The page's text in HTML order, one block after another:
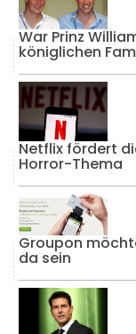
War Prinz
königlichen
Netflix fördert
Horror-Thema
Groupon
da sein